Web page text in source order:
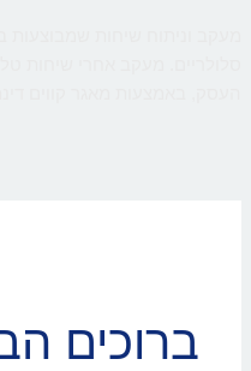
ברוכים